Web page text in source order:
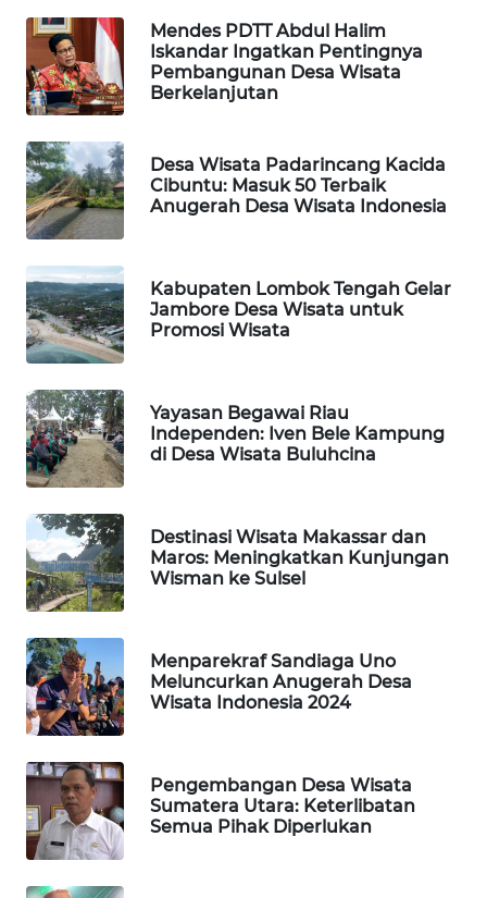
Mendes PDTT Abdul Halim
Iskandar Ingatkan Pentingnya
Pembangunan Desa Wisata
Berkelanjutan
Desa Wisata Padarincang Kacida
Cibuntu: Masuk 50 Terbaik
Anugerah Desa Wisata Indonesia
Kabupaten Lombok Tengah Gelar
Jambore Desa Wisata untuk
Promosi Wisata
Yayasan Begawai Riau
Independen: Iven Bele Kampung
di Desa Wisata Buluhcina
Destinasi Wisata Makassar dan
Maros: Meningkatkan Kunjungan
Wisman ke Sulsel
Menparekraf Sandiaga Uno
Meluncurkan Anugerah Desa
Wisata Indonesia 2024
Pengembangan Desa Wisata
Sumatera Utara: Keterlibatan
Semua Pihak Diperlukan
LABUANBAJO
WN
BORNEO
Wahana
Media
Group
WAHANA
NEWS
WAHANA
TANI
WAHANA
ADVOKAT
WAHANA
WAHANA
KONSUMEN
WAHANA
LISTRIK
WAHANA
WAHANA
TV
WAHANANEWS